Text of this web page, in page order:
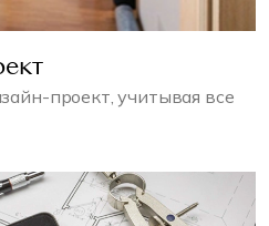
проект, учитывая все